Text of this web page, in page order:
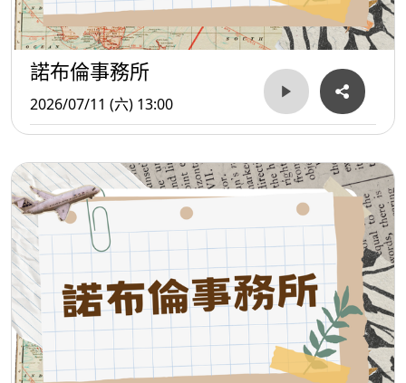
諾布倫事務所
2026/07/11 (六) 13:00